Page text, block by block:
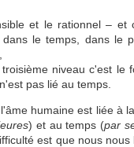
et le rationnel – et
le temps, dans le
niveau c'est le
pas lié au temps.
humaine est liée à
) et au temps (par
est que nous